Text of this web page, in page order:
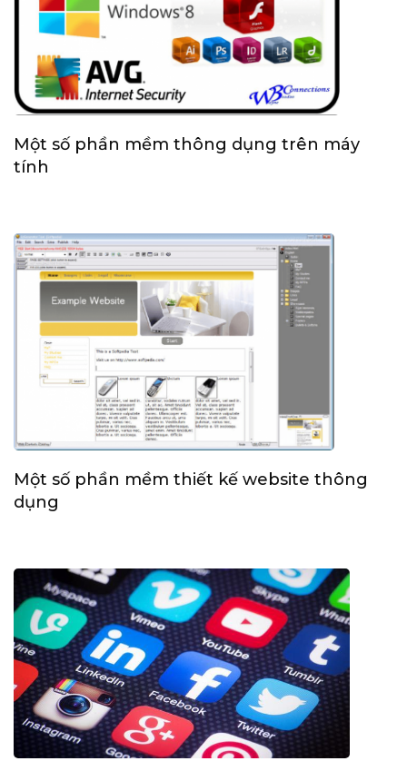
Một số phần mềm thông dụng trên máy
tính
Một số phần mềm thiết kế website thông
dụng